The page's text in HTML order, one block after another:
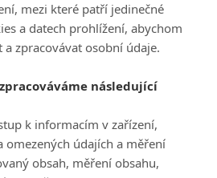
PŘIHLÁSIT
REGISTROVAT
Slavík, e-mailserialy@fandimefilmu.cz
našem webu napište nám na e-mail
používání cookies |Pravidla webu
nastavení soukromí
mezi které patří jedinečné
a datech prohlížení, abychom
zpracovávat osobní údaje.
následující
k informacím v zařízení,
omezených údajích a měření
obsah, měření obsahu,